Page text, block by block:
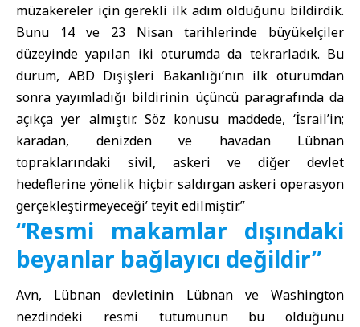
müzakereler için gerekli ilk adım olduğunu bildirdik.
Bunu 14 ve 23 Nisan tarihlerinde büyükelçiler
düzeyinde yapılan iki oturumda da tekrarladık. Bu
durum, ABD Dışişleri Bakanlığı’nın ilk oturumdan
sonra yayımladığı bildirinin üçüncü paragrafında da
açıkça yer almıştır. Söz konusu maddede, ‘İsrail’in;
karadan, denizden ve havadan Lübnan
topraklarındaki sivil, askeri ve diğer devlet
hedeflerine yönelik hiçbir saldırgan askeri operasyon
gerçekleştirmeyeceği’ teyit edilmiştir.”
“Resmi makamlar dışındaki
beyanlar bağlayıcı değildir”
Avn, Lübnan devletinin Lübnan ve Washington
nezdindeki resmi tutumunun bu olduğunu